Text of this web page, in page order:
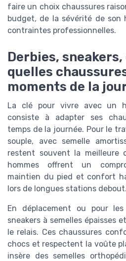
faire un choix chaussures
budget, de la sévérité de son
contraintes professionnelles.
Derbies,
quelles
moments de la
La clé pour vivre avec un
consiste à adapter ses
temps de la journée. Pour le
souple, avec semelle
restent souvent la meilleure
hommes offrent un
maintien du pied et confort
lors de longues stations debout.
En déplacement ou pour
sneakers à semelles épaisses
le relais. Ces chaussures
chocs et respectent la voûte
insère des semelles